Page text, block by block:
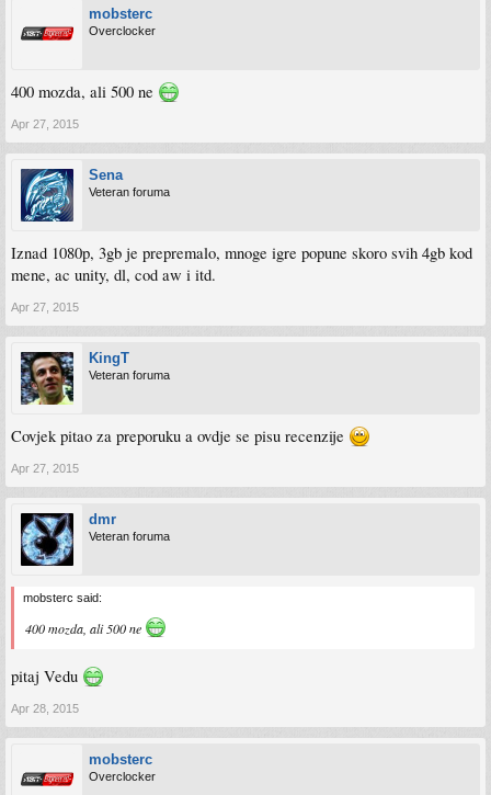
mobsterc
Overclocker
400 mozda, ali 500 ne
Apr 27, 2015
Sena
Veteran foruma
Iznad 1080p, 3gb je prepremalo, mnoge igre popune skoro svih 4gb kod
mene, ac unity, dl, cod aw i itd.
Apr 27, 2015
KingT
Veteran foruma
Covjek pitao za preporuku a ovdje se pisu recenzije
Apr 27, 2015
dmr
Veteran foruma
mobsterc said:
400 mozda, ali 500 ne
pitaj Vedu
Apr 28, 2015
mobsterc
Overclocker